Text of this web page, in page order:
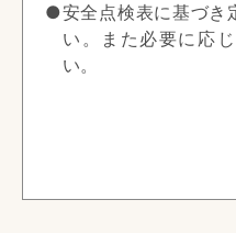
●安全点検表に基づき
い。また必要に応
い。